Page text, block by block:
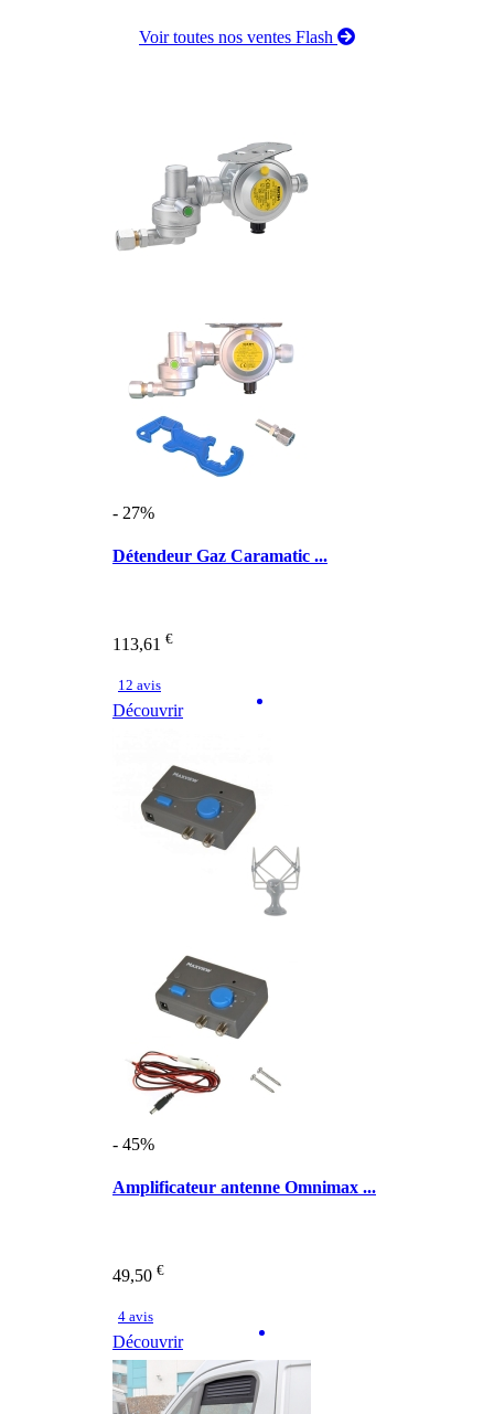
Voir toutes nos ventes Flash
- 27%
Détendeur Gaz Caramatic ...
113,61 €
12 avis
Découvrir
- 45%
Amplificateur antenne Omnimax ...
49,50 €
4 avis
Découvrir